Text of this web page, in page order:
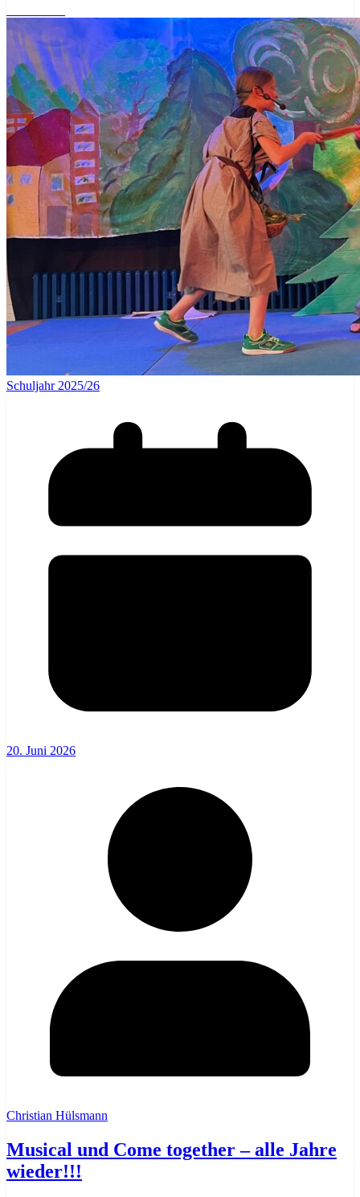
Schuljahr 2025/26
20. Juni 2026
Christian Hülsmann
Musical und Come together – alle Jahre
wieder!!!